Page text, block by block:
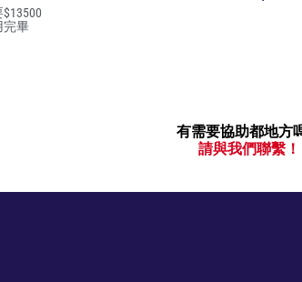
完畢
有需要協助都地方
請與我們聯繫！